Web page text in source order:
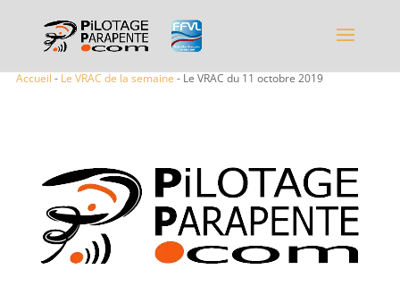
Accueil - Le VRAC de la semaine - Le VRAC du 11 octobre 2019